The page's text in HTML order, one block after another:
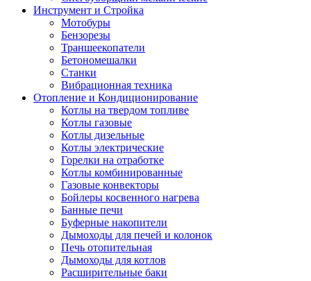
Инструмент и Стройка
Мотобуры
Бензорезы
Траншеекопатели
Бетономешалки
Станки
Вибрационная техника
Отопление и Кондиционирование
Котлы на твердом топливе
Котлы газовые
Котлы дизельные
Котлы электрические
Горелки на отработке
Котлы комбинированные
Газовые конвекторы
Бойлеры косвенного нагрева
Банные печи
Буферные накопители
Дымоходы для печей и колонок
Печь отопительная
Дымоходы для котлов
Расширительные баки